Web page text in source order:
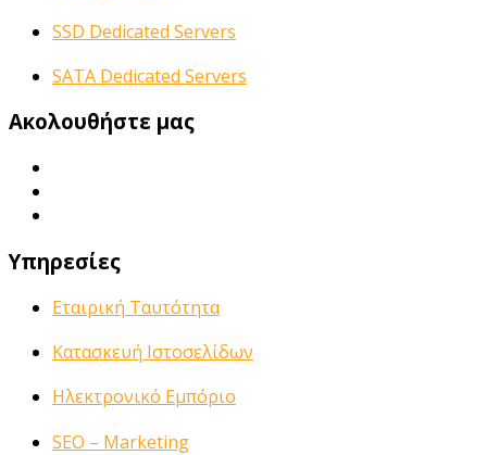
SSD Dedicated Servers
SATA Dedicated Servers
Ακολουθήστε μας
Υπηρεσίες
Εταιρική Ταυτότητα
Κατασκευή Ιστοσελίδων
Ηλεκτρονικό Εμπόριο
SEO – Marketing